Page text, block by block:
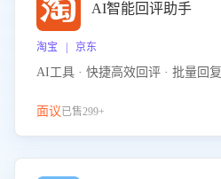
AI智能回评助手
淘宝 | 京东
AI工具 · 快捷高效回评 · 批量回复
面议已售299+